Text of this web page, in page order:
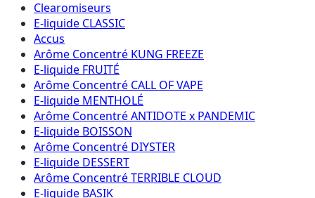
Clearomiseurs
E-liquide CLASSIC
Accus
Arôme Concentré KUNG FREEZE
E-liquide FRUITÉ
Arôme Concentré CALL OF VAPE
E-liquide MENTHOLÉ
Arôme Concentré ANTIDOTE x PANDEMIC
E-liquide BOISSON
Arôme Concentré DIYSTER
E-liquide DESSERT
Arôme Concentré TERRIBLE CLOUD
E-liquide BASIK